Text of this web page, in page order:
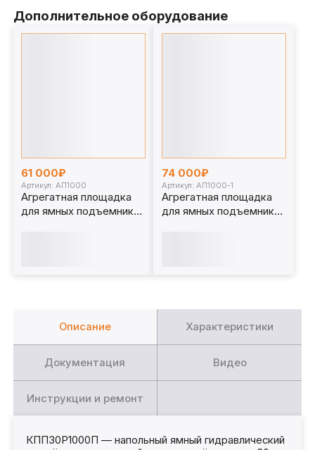
Дополнительное оборудование
61 000₽
Артикул: АП1000
Агрегатная площадка
для ямных подъемников
74 000₽
Артикул: АП1000-1
Агрегатная площадка
для ямных подъемников
Описание Характеристики
Документация Видео
Инструкции и ремонт
КПП30Р1000П — напольный ямный гидравлический